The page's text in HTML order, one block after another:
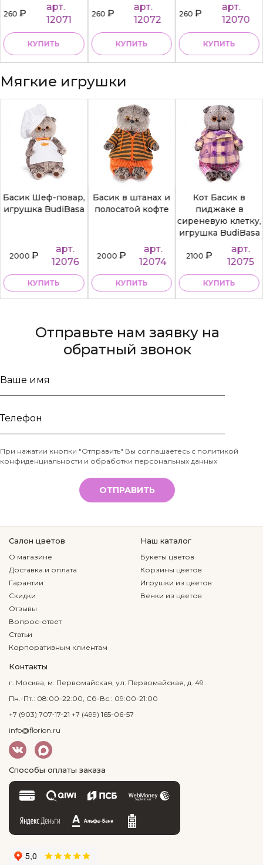
260₽
арт.
12071
КУПИТЬ
260₽
арт.
12072
КУПИТЬ
260₽
арт.
12070
КУПИТЬ
Мягкие игрушки
Басик Шеф-повар,
игрушка BudiBasa
2000₽
арт.
12076
КУПИТЬ
Басик в штанах и
полосатой кофте
2000₽
арт.
12074
КУПИТЬ
Кот Басик в
пиджаке в
сиреневую клетку,
игрушка BudiBasa
2100₽
арт.
12075
КУПИТЬ
Отправьте нам заявку на
обратный звонок
Ваше
Телефон
*
При нажатии кнопки "Отправить" Вы соглашаетесь с политикой
конфиденциальности и обработки персональных данных
ОТПРАВИТЬ
Салон цветов
О магазине
Доставка и оплата
Гарантии
Скидки
Отзывы
Вопрос-ответ
Статьи
Корпоративным клиентам
Наш каталог
Букеты цветов
Корзины цветов
Игрушки из цветов
Венки из цветов
Контакты
г. Москва, м. Первомайская, ул. Первомайская, д. 49
Пн.-Пт.: 08:00-22:00, Сб-Вс.: 09:00-21:00
+7 (903) 707-17-21 +7 (499) 165-06-57
info@florion.ru
Способы оплаты заказа